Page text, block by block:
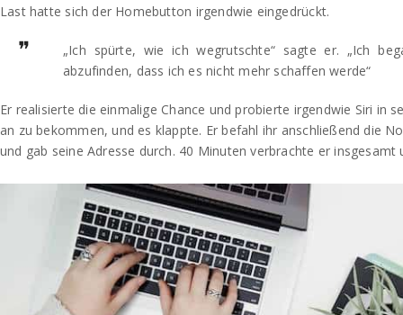
Last hatte sich der Homebutton irgendwie eingedrückt.
„Ich spürte, wie ich wegrutschte“ sagte er. „Ich
abzufinden, dass ich es nicht mehr schaffen werde“
Er realisierte die einmalige Chance und probierte irgendwie Siri in
an zu bekommen, und es klappte. Er befahl ihr anschließend die
und gab seine Adresse durch. 40 Minuten verbrachte er insgesamt